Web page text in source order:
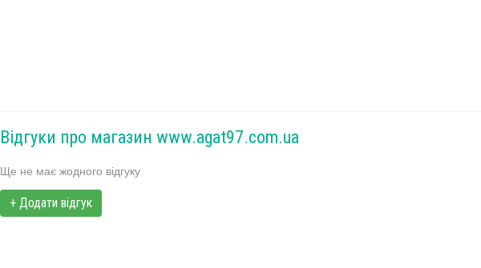
Відгуки про магазин www.agat97.com.ua
Ще не має жодного відгуку
+ Додати відгук